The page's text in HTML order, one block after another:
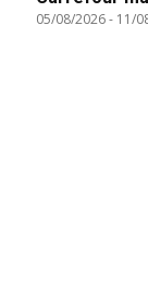
05/08/2026- 11/